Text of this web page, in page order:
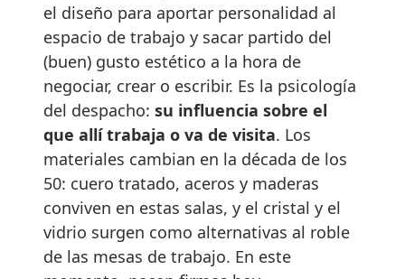
el diseño para aportar personalidad al
espacio de trabajo y sacar partido del
(buen) gusto estético a la hora de
negociar, crear o escribir. Es la psicología
del despacho: su influencia sobre el
que allí trabaja o va de visita. Los
materiales cambian en la década de los
50: cuero tratado, aceros y maderas
conviven en estas salas, y el cristal y el
vidrio surgen como alternativas al roble
de las mesas de trabajo. En este